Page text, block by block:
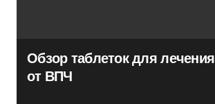
Обзор таблеток для лечения
от ВПЧ